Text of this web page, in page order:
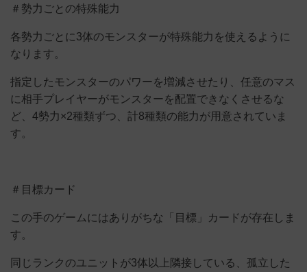
＃勢力ごとの特殊能力
各勢力ごとに3体のモンスターが特殊能力を使えるように
なります。
指定したモンスターのパワーを増減させたり、任意のマス
に相手プレイヤーがモンスターを配置できなくさせるな
ど、4勢力×2種類ずつ、計8種類の能力が用意されていま
す。
＃目標カード
この手のゲームにはありがちな「目標」カードが存在しま
す。
同じランクのユニットが3体以上隣接している、孤立した